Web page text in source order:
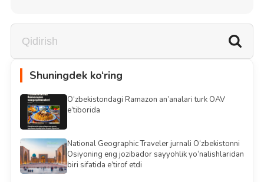
Shuningdek ko‘ring
O‘zbekistondagi Ramazon an’analari turk OAV
e’tiborida
National Geographic Traveler jurnali O‘zbekistonni
Osiyoning eng jozibador sayyohlik yo‘nalishlaridan
biri sifatida e’tirof etdi